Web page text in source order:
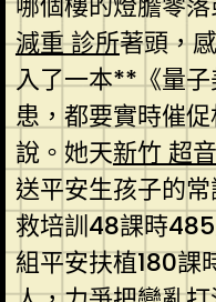
減重 診所著頭，
入了一本**《量
患，都要實時催
說。她天新竹 超
送平安生孩子的
救培訓48課時
組平安扶植180課